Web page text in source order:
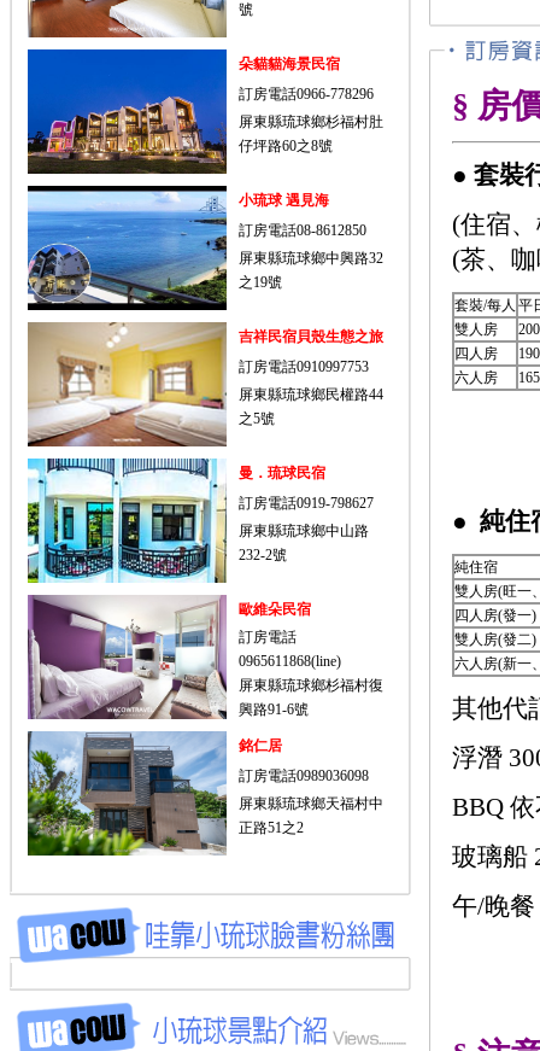
號
朵貓貓海景民宿
訂房電話0966-778296
屏東縣琉球鄉杉福村肚
仔坪路60之8號
小琉球 遇見海
訂房電話08-8612850
屏東縣琉球鄉中興路32
之19號
吉祥民宿貝殼生態之旅
訂房電話0910997753
屏東縣琉球鄉民權路44
之5號
曼．琉球民宿
訂房電話0919-798627
屏東縣琉球鄉中山路
232-2號
歐維朵民宿
訂房電話
0965611868(line)
屏東縣琉球鄉杉福村復
興路91-6號
銘仁居
訂房電話0989036098
屏東縣琉球鄉天福村中
正路51之2
§ 房
● 套裝
(住宿
(茶、
套裝/每人 平
雙人房
四人房
六人房
● 純住
純住宿
雙人房(旺一
四人房(發一)
雙人房(發二)
六人房(新一
其他代
浮潛
BBQ
玻璃船
午/晚餐